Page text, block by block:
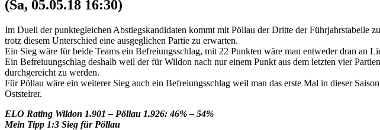
(Sa, 05.05.18 16:30)
Im Duell der punktegleichen Abstiegskandidaten kommt mit Pöllau der Dritte der Führjahrstabelle
trotz diesem Unterschied eine ausgeglichen Partie zu erwarten.
Ein Sieg wäre für beide Teams ein Befreiungsschlag, mit 22 Punkten wäre man entweder dran an
Ein Befreiuungschlag deshalb weil der für Wildon nach nur einem Punkt aus dem letzten vier
durchgereicht zu werden.
Für Pöllau wäre ein weiterer Sieg auch ein Befreiungsschlag weil man das erste Mal in dieser
Oststeirer.
ELO Rating Wildon 1.901 – Pöllau 1.926: 46% – 54%
Mein Tipp 1:3 Sieg für Pöllau